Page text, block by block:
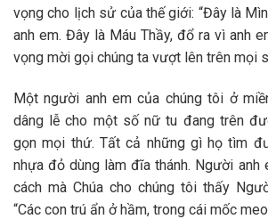
vọng cho lịch sử của thế giới: “Đây là
anh em. Đây là Máu Thầy, đổ ra vì anh
vọng mời gọi chúng ta vượt lên trên mọi
Một người anh em của chúng tôi ở
dâng lễ cho một số nữ tu đang trên
gọn mọi thứ. Tất cả những gì họ tìm
nhựa đỏ dùng làm đĩa thánh. Người anh
cách mà Chúa cho chúng tôi thấy
“Các con trú ẩn ở hầm, trong cái mốc